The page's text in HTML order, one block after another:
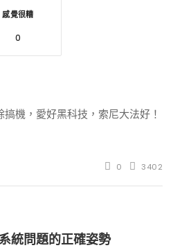
感覺很糟
0
機，愛好黑科技，索尼大法好！
0 3402
統問題的正確姿勢